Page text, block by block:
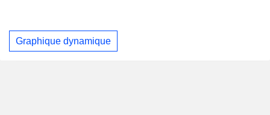
Graphique dynamique